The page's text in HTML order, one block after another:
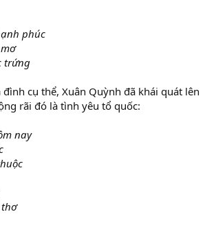
phúc
trứng
cụ thể, Xuân Quỳnh đã khái quát lên
rãi đó là tình yêu tổ quốc:
nay